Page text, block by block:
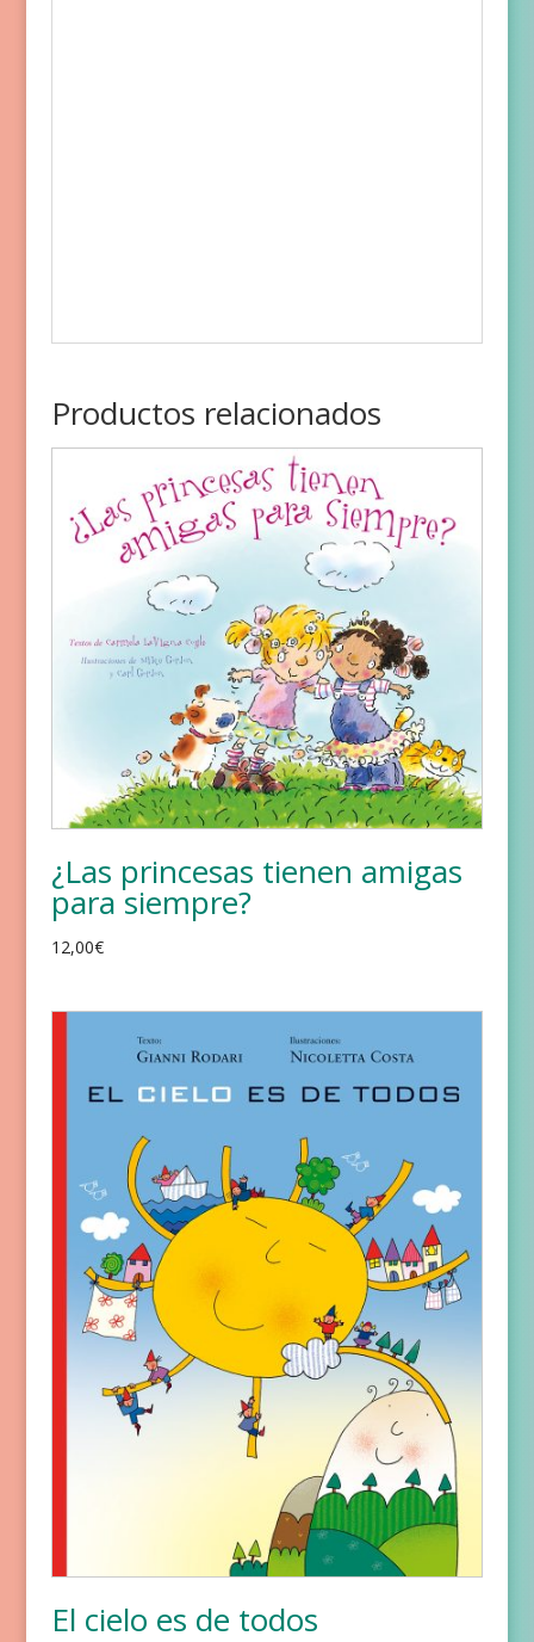
Productos relacionados
¿Las princesas tienen amigas
para siempre?
12,00€
El cielo es de todos